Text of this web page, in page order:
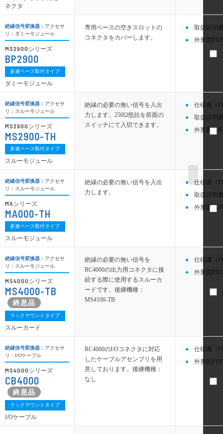
専用ベースの空きスロットの
コネクタをカバーします。
取扱説明
外形図
絶縁の必要の無い信号を入出
力します。250Ω抵抗を前面の
スイッチにて入切できます。
仕様書（
取扱説明
外形図
絶縁の必要の無い信号を入出
力します。
仕様書（
取扱説明
外形図
絶縁の必要の無い信号を
RC4000の出力用コネクタに接
続する際に使用するスルーカ
ードです。後継機種：
MS4100-TB
仕様書（
外形図
RC4000のI/Oコネクタに対応
したケーブルアセンブリを用
意しております。後継機種：
なし
仕様書（
外形図
ネクタ
絶縁信号変換器： アクセサ
リ：ダミーモジュール
MS2900 シリーズ
BP2900
多連ベース取付タイプ
ダミーモジュール
絶縁信号変換器： アクセサ
リ：スルーモジュール
MS2900 シリーズ
MS2900-TH
多連ベース取付タイプ
スルーモジュール
絶縁信号変換器： アクセサ
リ：スルーモジュール
MA シリーズ
MA000-TH
多連ベース取付タイプ
スルーモジュール
絶縁信号変換器： アクセサ
リ：スルーモジュール
MS4000 シリーズ
MS4000-TB
ラックマウントタイプ
スルーカード
絶縁信号変換器： アクセサ
リ：I/Oケーブル
MS4000 シリーズ
CB4000
ラックマウントタイプ
I/Oケーブル